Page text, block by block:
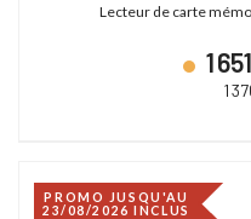
Lecteur de carte
1
1
PROMO JUSQU'AU
23/08/2026 INCLUS